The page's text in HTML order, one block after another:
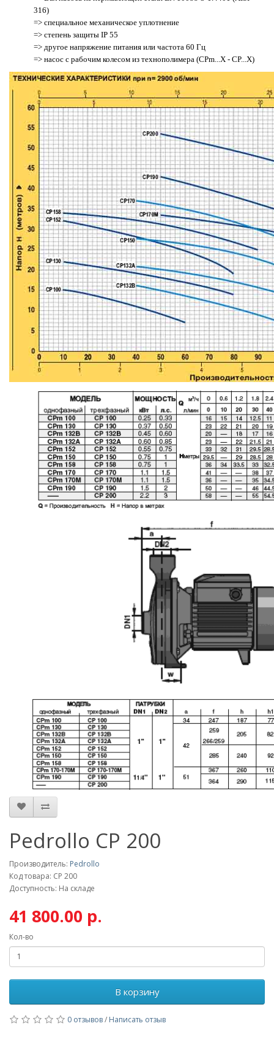
316)
=> специальное механическое уплотнение
=> степень защиты IP 55
=> другое напряжение питания или частота 60 Гц
=> насос с рабочим колесом из технополимера (CPm...X - CP...X)
Pedrollo CP 200
Производитель: Pedrollo
Код товара: CP 200
Доступность: На складе
41 800.00 р.
Кол-во
В корзину
0 отзывов/ Написать отзыв